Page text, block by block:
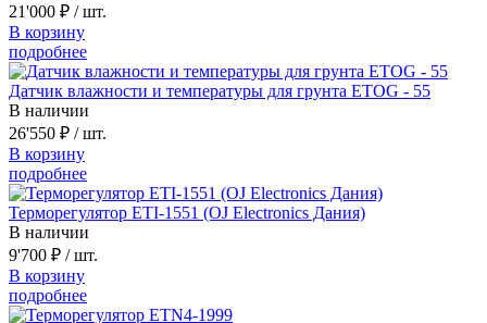
21'000 ₽ / шт.
В корзину
подробнее
Датчик влажности и температуры для грунта ETOG - 55
В наличии
26'550 ₽ / шт.
В корзину
подробнее
Терморегулятор ETI-1551 (OJ Electronics Дания)
В наличии
9'700 ₽ / шт.
В корзину
подробнее